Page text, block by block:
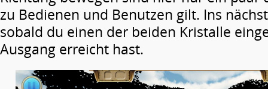
zu Bedienen und Benutzen gilt. Ins
sobald du einen der beiden Kristalle
Ausgang erreicht hast.